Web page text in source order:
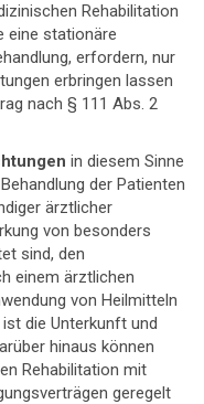
Rehabilitation
eine stationäre
erfordern, nur
erbringen lassen
nach § 111 Abs. 2
in diesem Sinne
der Patienten
ärztlicher
von besonders
sind, den
einem ärztlichen
von Heilmitteln
die Unterkunft und
hinaus können
Rehabilitation mit
geregelt